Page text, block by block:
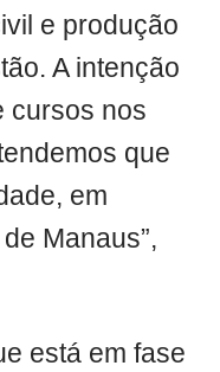
e produção
A intenção
cursos nos
que
em
Manaus”,
está em fase